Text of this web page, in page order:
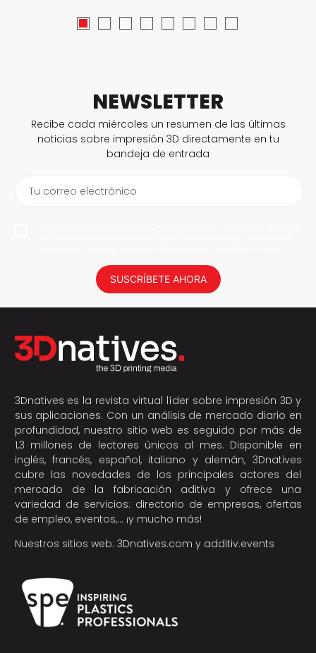
NEWSLETTER
Recibe cada miércoles un resumen de las últimas
noticias sobre impresión 3D directamente en tu
bandeja de entrada
Tu correo electrónico
SUSCRÍBETE AHORA
3Dnatives es la revista virtual líder sobre impresión 3D y
sus aplicaciones. Con un análisis de mercado diario en
profundidad, nuestro sitio web es seguido por más de
1,3 millones de lectores únicos al mes. Disponible en
inglés, francés, español, italiano y alemán, 3Dnatives
cubre las novedades de los principales actores del
mercado de la fabricación aditiva y ofrece una
variedad de servicios: directorio de empresas, ofertas
de empleo, eventos,… ¡y mucho más!
Nuestros sitios web: 3Dnatives.com y additiv.events